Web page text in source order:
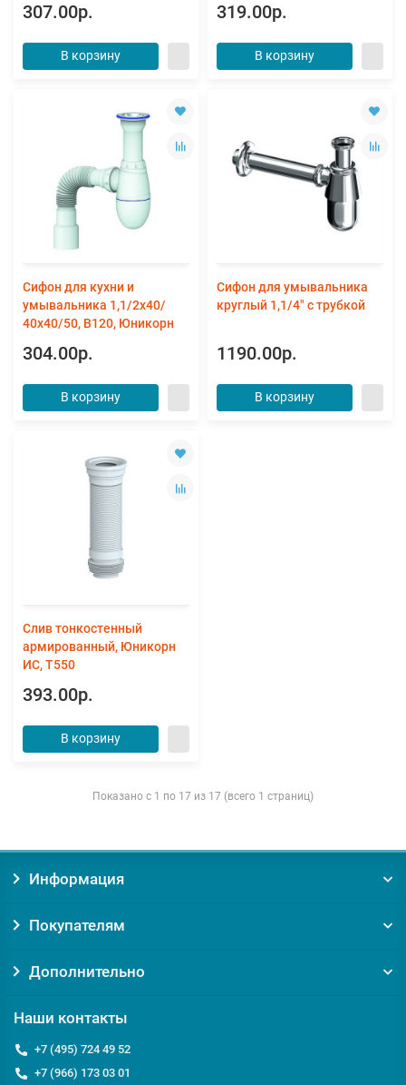
307.00р.
В корзину
319.00р.
В корзину
Сифон для кухни и
умывальника 1,1/2х40/
40х40/50, B120, Юникорн
304.00р.
В корзину
Сифон для умывальника
круглый 1,1/4" с трубкой
1190.00р.
В корзину
Слив тонкостенный
армированный, Юникорн
ИС, T550
393.00р.
В корзину
Показано с 1 по 17 из 17 (всего 1 страниц)
Информация
Покупателям
Дополнительно
Наши контакты
+7 (495) 724 49 52
+7 (966) 173 03 01